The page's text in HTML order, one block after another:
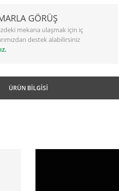
GÖRÜŞ
mekana ulaşmak için iç
destek alabilirsiniz
ÜRÜN BILGISI